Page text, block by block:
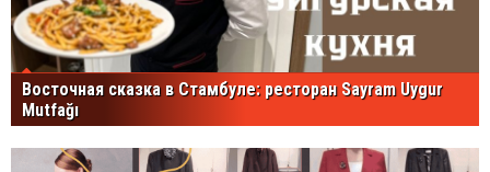
Восточная сказка в Стамбуле: ресторан Sayram Uygur
Mutfağı